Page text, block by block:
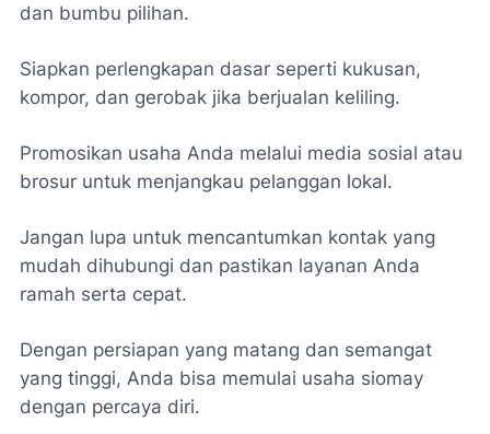
dan bumbu pilihan.
Siapkan perlengkapan dasar seperti kukusan,
kompor, dan gerobak jika berjualan keliling.
Promosikan usaha Anda melalui media sosial atau
brosur untuk menjangkau pelanggan lokal.
Jangan lupa untuk mencantumkan kontak yang
mudah dihubungi dan pastikan layanan Anda
ramah serta cepat.
Dengan persiapan yang matang dan semangat
yang tinggi, Anda bisa memulai usaha siomay
dengan percaya diri.